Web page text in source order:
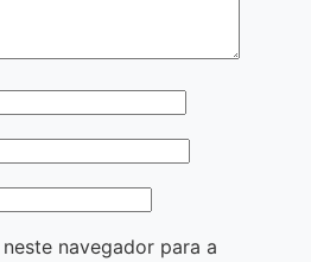
navegador para a